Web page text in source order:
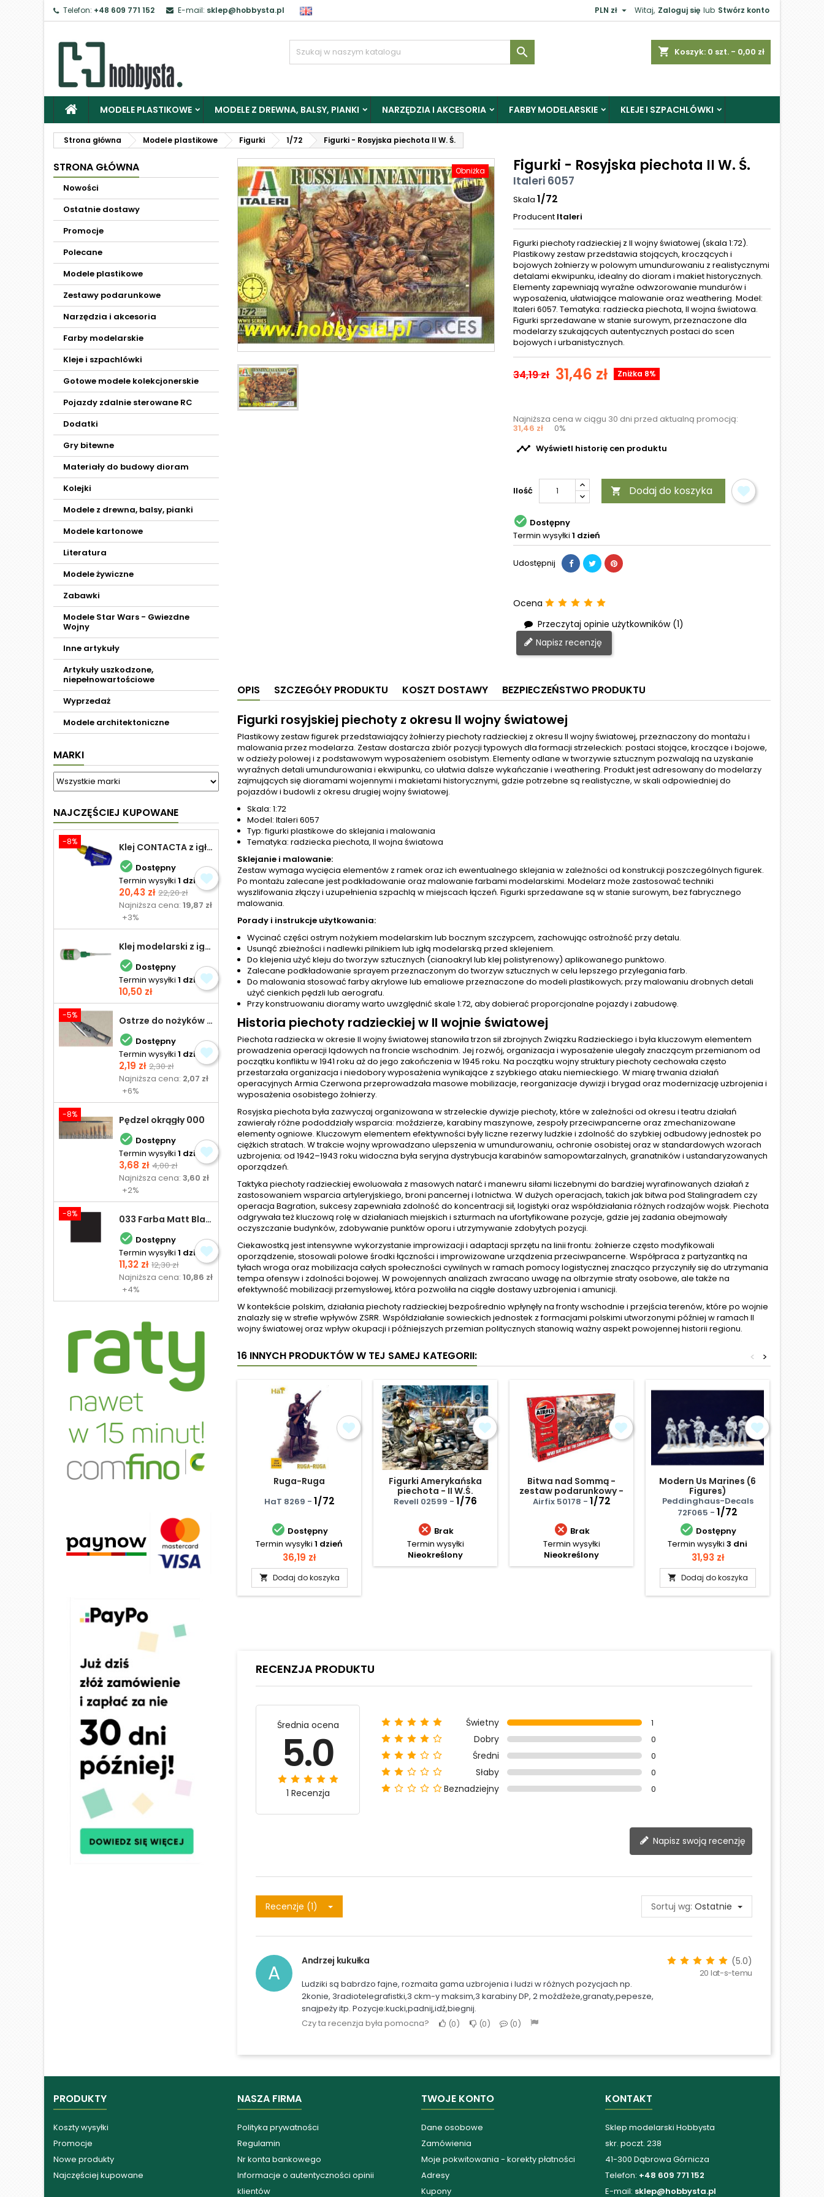
Telefon: +48 609 771 152 E-mail: sklep@hobbysta.pl Witaj, Zaloguj się lub Stwórz konto
PLN zł 
shopping_cart Koszyk: 0 szt. - 0,00 zł

MODELE PLASTIKOWE MODELE Z DREWNA, BALSY, PIANKI NARZĘDZIA I AKCESORIA FARBY MODELARSKIE KLEJE I SZPACHLÓWKI
Strona główna Modele plastikowe Figurki 1/72 Figurki - Rosyjska piechota II W. Ś.
STRONA GŁÓWNA
Nowości
Ostatnie dostawy
Promocje
Polecane
Modele plastikowe
Zestawy podarunkowe
Narzędzia i akcesoria
Farby modelarskie
Kleje i szpachlówki
Gotowe modele kolekcjonerskie
Pojazdy zdalnie sterowane RC
Dodatki
Gry bitewne
Materiały do budowy dioram
Kolejki
Modele z drewna, balsy, pianki
Modele kartonowe
Literatura
Modele żywiczne
Zabawki
Modele Star Wars - Gwiezdne
Wojny
Inne artykuły
Artykuły uszkodzone,
niepełnowartościowe
Wyprzedaż
Modele architektoniczne
MARKI
NAJCZĘŚCIEJ KUPOWANE
-8% Klej CONTACTA z igłą do plastiku 25,0 g
 Dostępny
Termin wysyłki 1 dzień
Cena
20,43 zł Cena
podstawowa
22,20 zł
Najniższa cena:19,87 zł
+3%
Klej modelarski z igłą 30 ml
 Dostępny
Termin wysyłki 1 dzień
Cena
10,50 zł
-5% Ostrze do nożyków Excel
 Dostępny
Termin wysyłki 1 dzień
Cena
2,19 zł Cena
podstawowa
2,30 zł
Najniższa cena: 2,07 zł
+6%
-8% Pędzel okrągły 000
 Dostępny
Termin wysyłki 1 dzień
Cena
3,68 zł Cena
podstawowa
4,00 zł
Najniższa cena:3,60 zł
+2%
-8% 033 Farba Matt Black - olejna
 Dostępny
Termin wysyłki 1 dzień
Cena
11,32 zł Cena
podstawowa
12,30 zł
Najniższa cena:10,86 zł
+4%
Obniżka Figurki - Rosyjska piechota II W. Ś.
Italeri 6057
Skala 1/72
Producent Italeri
Figurki piechoty radzieckiej z II wojny światowej (skala 1:72).
Plastikowy zestaw przedstawia stojących, kroczących i
bojowych żołnierzy w polowym umundurowaniu z realistycznymi
detalami ekwipunku, idealny do dioram i makiet historycznych.
Elementy zapewniają wyraźne odwzorowanie mundurów i
wyposażenia, ułatwiające malowanie oraz weathering. Model:
Italeri 6057. Tematyka: radziecka piechota, II wojna światowa.
Figurki sprzedawane w stanie surowym, przeznaczone dla
modelarzy szukających autentycznych postaci do scen
bojowych i urbanistycznych.
34,19 zł 31,46 zł Zniżka 8%
Najniższa cena w ciągu 30 dni przed aktualną promocją:
31,46 zł 0%
 Wyświetl historię cen produktu
Ilość  Dodaj do koszyka
 Dostępny
Termin wysyłki 1 dzień
Udostępnij
Ocena
Przeczytaj opinie użytkowników (1)
Napisz recenzję
OPIS SZCZEGÓŁY PRODUKTU KOSZT DOSTAWY BEZPIECZEŃSTWO PRODUKTU
Figurki rosyjskiej piechoty z okresu II wojny światowej
Plastikowy zestaw figurek przedstawiający żołnierzy piechoty radzieckiej z okresu II wojny światowej, przeznaczony do montażu i
malowania przez modelarza. Zestaw dostarcza zbiór pozycji typowych dla formacji strzeleckich: postaci stojące, kroczące i bojowe,
w odzieży polowej i z podstawowym wyposażeniem osobistym. Elementy odlane w tworzywie sztucznym pozwalają na uzyskanie
wyraźnych detali umundurowania i ekwipunku, co ułatwia dalsze wykańczanie i weathering. Produkt jest adresowany do modelarzy
zajmujących się dioramami wojennymi i makietami historycznymi, gdzie potrzebne są realistyczne, w skali odpowiedniej do
pojazdów i budowli z okresu drugiej wojny światowej.
Skala: 1:72
Model: Italeri 6057
Typ: figurki plastikowe do sklejania i malowania
Tematyka: radziecka piechota, II wojna światowa
Sklejanie i malowanie:
Zestaw wymaga wycięcia elementów z ramek oraz ich ewentualnego sklejania w zależności od konstrukcji poszczególnych figurek.
Po montażu zalecane jest podkładowanie oraz malowanie farbami modelarskimi. Modelarz może zastosować techniki
wyszlifowania złączy i uzupełnienia szpachlą w miejscach łączeń. Figurki sprzedawane są w stanie surowym, bez fabrycznego
malowania.
Porady i instrukcje użytkowania:
Wycinać części ostrym nożykiem modelarskim lub bocznym szczypcem, zachowując ostrożność przy detalu.
Usunąć zbieżności i nadlewki pilnikiem lub igłą modelarską przed sklejeniem.
Do klejenia użyć kleju do tworzyw sztucznych (cianoakryl lub klej polistyrenowy) aplikowanego punktowo.
Zalecane podkładowanie sprayem przeznaczonym do tworzyw sztucznych w celu lepszego przylegania farb.
Do malowania stosować farby akrylowe lub emaliowe przeznaczone do modeli plastikowych; przy malowaniu drobnych detali
użyć cienkich pędzli lub aerografu.
Przy konstruowaniu dioramy warto uwzględnić skale 1:72, aby dobierać proporcjonalne pojazdy i zabudowę.
Historia piechoty radzieckiej w II wojnie światowej
Piechota radziecka w okresie II wojny światowej stanowiła trzon sił zbrojnych Związku Radzieckiego i była kluczowym elementem
prowadzenia operacji lądowych na froncie wschodnim. Jej rozwój, organizacja i wyposażenie ulegały znaczącym przemianom od
początku konfliktu w 1941 roku aż do jego zakończenia w 1945 roku. Na początku wojny struktury piechoty cechowała często
przestarzała organizacja i niedobory wyposażenia wynikające z szybkiego ataku niemieckiego. W miarę trwania działań
operacyjnych Armia Czerwona przeprowadzała masowe mobilizacje, reorganizacje dywizji i brygad oraz modernizację uzbrojenia i
wyposażenia osobistego żołnierzy.
Rosyjska piechota była zazwyczaj organizowana w strzeleckie dywizje piechoty, które w zależności od okresu i teatru działań
zawierały różne pododdziały wsparcia: moździerze, karabiny maszynowe, zespoły przeciwpancerne oraz zmechanizowane
elementy ogniowe. Kluczowym elementem efektywności były liczne rezerwy ludzkie i zdolność do szybkiej odbudowy jednostek po
ciężkich stratach. W trakcie wojny wprowadzano ulepszenia w umundurowaniu, ochronie osobistej oraz w standardowych wzorach
uzbrojenia; od 1942–1943 roku widoczna była seryjna dystrybucja karabinów samopowtarzalnych, granatników i ustandaryzowanych
oporządzeń.
Taktyka piechoty radzieckiej ewoluowała z masowych natarć i manewru siłami liczebnymi do bardziej wyrafinowanych działań z
zastosowaniem wsparcia artyleryjskiego, broni pancernej i lotnictwa. W dużych operacjach, takich jak bitwa pod Stalingradem czy
operacja Bagration, sukcesy zapewniała zdolność do koncentracji sił, logistyki oraz współdziałania różnych rodzajów wojsk. Piechota
odgrywała też kluczową rolę w działaniach miejskich i szturmach na ufortyfikowane pozycje, gdzie jej zadania obejmowały
oczyszczanie budynków, zdobywanie punktów oporu i utrzymywanie zdobytych pozycji.
Ciekawostką jest intensywne wykorzystanie improwizacji i adaptacji sprzętu na linii frontu: żołnierze często modyfikowali
oporządzenie, stosowali polowe środki łączności i improwizowane urządzenia przeciwpancerne. Współpraca z partyzantką na
tyłach wroga oraz mobilizacja całych społeczności cywilnych w ramach pomocy logistycznej znacząco przyczyniły się do utrzymania
tempa ofensyw i zdolności bojowej. W powojennych analizach zwracano uwagę na olbrzymie straty osobowe, ale także na
efektywność mobilizacji przemysłowej, która pozwoliła na ciągłe dostawy uzbrojenia i amunicji.
W kontekście polskim, działania piechoty radzieckiej bezpośrednio wpłynęły na fronty wschodnie i przejścia terenów, które po wojnie
znalazły się w strefie wpływów ZSRR. Współdziałanie sowieckich jednostek z formacjami polskimi utworzonymi później w ramach II
wojny światowej oraz wpływ okupacji i późniejszych przemian politycznych stanowią ważny aspekt powojennej historii regionu.
16 INNYCH PRODUKTÓW W TEJ SAMEJ KATEGORII: >
<
Ruga-Ruga
HaT 8269 - 1/72
 Dostępny
Termin wysyłki 1 dzień
Cena
36,19 zł
 Dodaj do koszyka
Figurki Amerykańska
piechota - II W.Ś.
Revell 02599 - 1/76
 Brak
Termin wysyłki
Nieokreślony
Bitwa nad Sommą -
zestaw podarunkowy -
diorama
Airfix 50178 - 1/72
 Brak
Termin wysyłki
Nieokreślony
Modern Us Marines (6
Figures)
Peddinghaus-Decals
72F065 - 1/72
 Dostępny
Termin wysyłki 3 dni
Cena
31,93 zł
 Dodaj do koszyka
RECENZJA PRODUKTU
Średnia ocena
5.0
1 Recenzja
Świetny 1
Dobry 0
Średni 0
Słaby 0
Beznadziejny 0
Napisz swoją recenzję
Recenzje (1) Sortuj wg: Ostatnie
A Andrzej kukułka (5.0)
20 lat-s-temu
Ludziki są babrdzo fajne, rozmaita gama uzbrojenia i ludzi w różnych pozycjach np.
2konie, 3radiotelegrafistki,3 ckm-y maksim,3 karabiny DP, 2 moźdźeże,granaty,pepesze,
snajpeży itp. Pozycje:kucki,padnij,idź,biegnij.
Czy ta recenzja była pomocna?
0 0 0
PRODUKTY
Koszty wysyłki
Promocje
Nowe produkty
Najczęściej kupowane
NASZA FIRMA
Polityka prywatności
Regulamin
Nr konta bankowego
Informacje o autentyczności opinii
klientów
TWOJE KONTO
Dane osobowe
Zamówienia
Moje pokwitowania - korekty płatności
Adresy
Kupony
KONTAKT
Sklep modelarski Hobbysta
skr. poczt. 238
41-300 Dąbrowa Górnicza
Telefon: +48 609 771 152
E-mail: sklep@hobbysta.pl